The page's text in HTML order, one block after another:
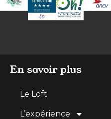
En savoir plus
Le Loft
L’expérience